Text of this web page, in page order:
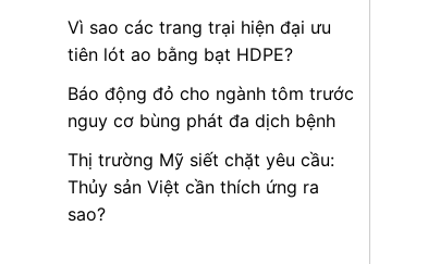
Vì sao các trang trại hiện đại ưu
tiên lót ao bằng bạt HDPE?
Báo động đỏ cho ngành tôm trước
nguy cơ bùng phát đa dịch bệnh
Thị trường Mỹ siết chặt yêu cầu:
Thủy sản Việt cần thích ứng ra
sao?